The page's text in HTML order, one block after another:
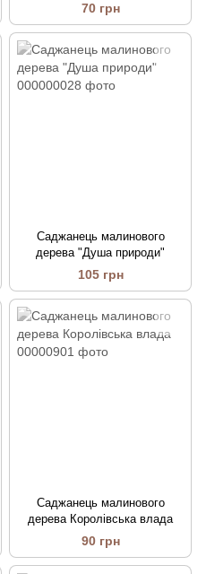
70 грн
Саджанець малинового
дерева "Душа природи"
105 грн
Саджанець малинового
дерева Королівська влада
90 грн